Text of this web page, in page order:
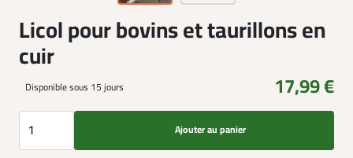
Licol pour bovins et taurillons en
cuir
Disponible sous 15 jours 17,99 €
Ajouter au panier